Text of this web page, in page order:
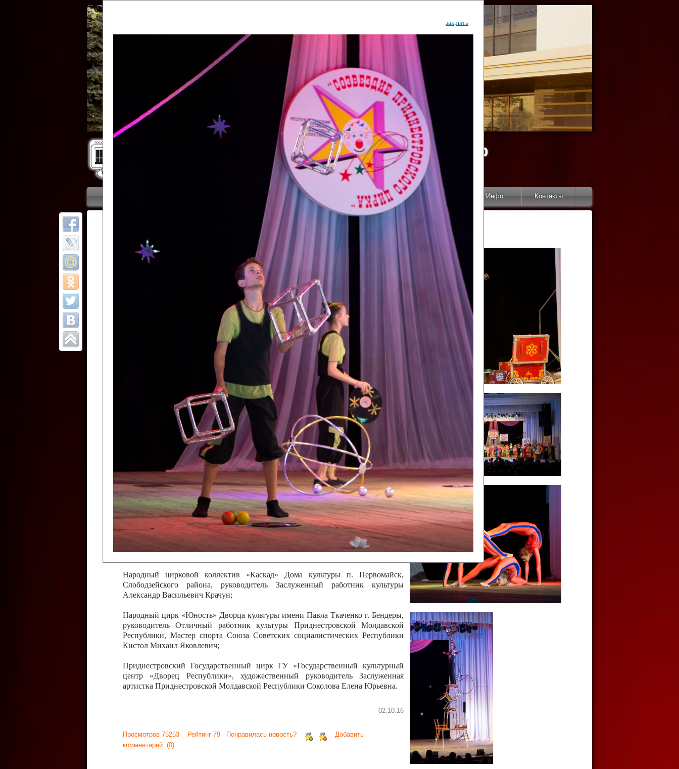
Государственный культурный центр
Дворец Республики
Новости Арт-монитор Арт-прожектор Инфо Контакты
ОТЧЕТЫ ГКЦ "ДВОРЕЦ РЕСПУБЛИКИ"
закрыть
Все отчеты
Финал Республиканского фестиваля
цирковых коллективов "Созвездие
Приднестровского цирка"
Образцовый эстрадно-цирковой коллектив «Ровесник» Дом культуры с.
Протягайловка, г. Бендеры , руководитель Рогожинер Светлана Георгиевна
Народный цирковой клоунский коллектив «Шари-вари» МУ «Культурно-
досуговый центр «Шелковик» г.Бендеры, руководители Отличные работники
культуры Приднестровской Молдавской Республики Алёна Александровна и
Народный цирковой коллектив «Энтузиасты» Дома культуры с. Делакеу,
Григориопольского района, руководитель Отличный работник культуры
Приднестровской Молдавской Республики Пётр Петрович Дижмару;
Народный цирковой коллектив «Сперанца» Дома культуры посёлка Красное,
Слободзейского района, руководитель Отличный работник культуры
Приднестровской Молдавской Республики Анжела Владимировна
Казавчинская;
Образцовый эстрадно-цирковой коллектив «Алегро» Дома детско –юношеского
творчества с. Чобручи, Слободзейского района, руководитель Хачатурян Юрий
Владимирович;
Образцовый цирковой коллектив «Радуга» Городской дворец культуры г.
Тирасполь, руководитель Отличный работник культуры Приднестровской
Молдавской Республики Николай Юрьевич Елистратов;
Народный цирковой коллектив «Каскад» Дома культуры п. Первомайск,
Слободзейского района, руководитель Заслуженный работник культуры
Александр Васильевич Крачун;
Народный цирк «Юность» Дворца культуры имени Павла Ткаченко г. Бендеры,
руководитель Отличный работник культуры Приднестровской Молдавской
Республики, Мастер спорта Союза Советских социалистических Республики
Кистол Михаил Яковлевич;
Приднестровский Государственный цирк ГУ «Государственный культурный
центр «Дворец Республики», художественный руководитель Заслуженная
артистка Приднестровской Молдавской Республики Соколова Елена Юрьевна.
02.10.16
Просмотров 75253 Рейтинг 79 Понравилась новость?
Добавить
комментарий (0)